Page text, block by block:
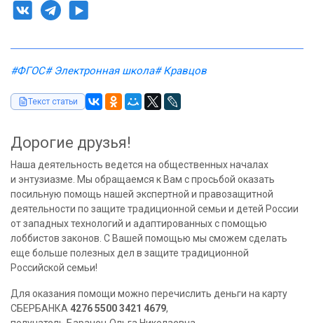
#ФГОС# Электронная школа# Кравцов
Текст статьи
Дорогие друзья!
Наша деятельность ведется на общественных началах
и энтузиазме. Мы обращаемся к Вам с просьбой оказать
посильную помощь нашей экспертной и правозащитной
деятельности по защите традиционной семьи и детей России
от западных технологий и адаптированных с помощью
лоббистов законов. С Вашей помощью мы сможем сделать
еще больше полезных дел в защите традиционной
Российской семьи!
Для оказания помощи можно перечислить деньги на карту
СБЕРБАНКА 4276 5500 3421 4679,